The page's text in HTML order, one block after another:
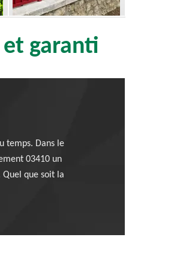
garanti
temps. Dans le
03410 un
Quel que soit la